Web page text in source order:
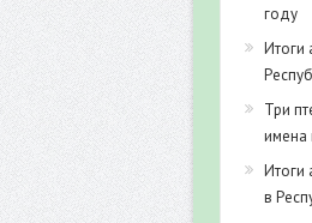
году
Итоги
Три
имена
Итоги
в